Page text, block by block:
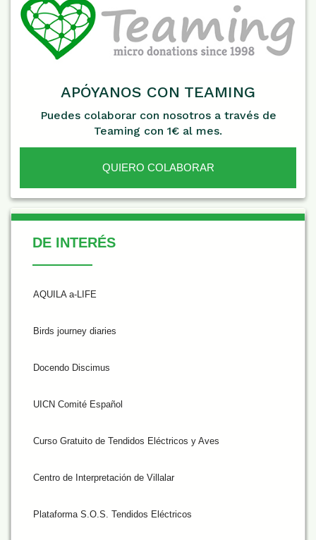
APÓYANOS CON TEAMING
Puedes colaborar con nosotros a través de
Teaming con 1€ al mes.
QUIERO COLABORAR
De Interés
DE INTERÉS
AQUILA a-LIFE
Birds journey diaries
Docendo Discimus
UICN Comité Español
Curso Gratuito de Tendidos Eléctricos y Aves
Centro de Interpretación de Villalar
Plataforma S.O.S. Tendidos Eléctricos